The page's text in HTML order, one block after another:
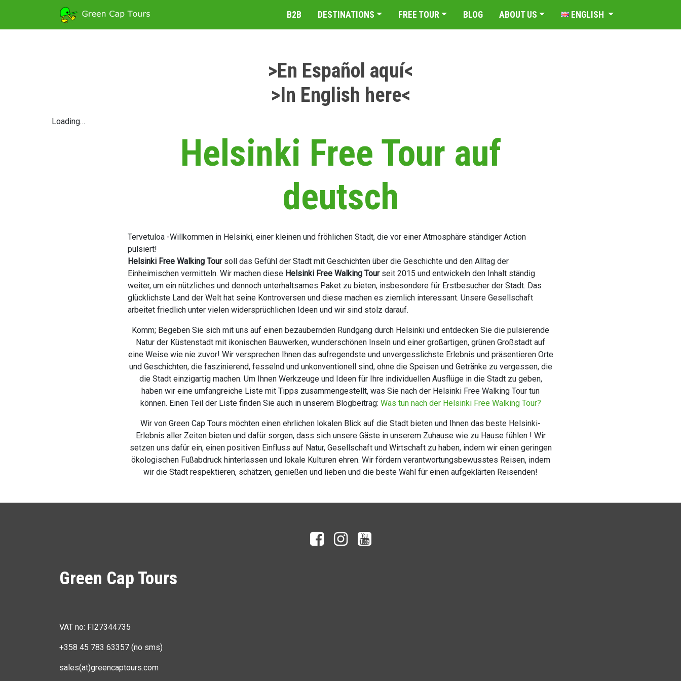
B2B DESTINATIONS FREE TOUR BLOG ABOUT US ENGLISH
>En Español aquí<
>In English here<
Loading…
Helsinki Free Tour auf
deutsch
Tervetuloa -Willkommen in Helsinki, einer kleinen und fröhlichen Stadt, die vor einer Atmosphäre ständiger Action
pulsiert!
Helsinki Free Walking Toursoll das Gefühl der Stadt mit Geschichten über die Geschichte und den Alltag der
Einheimischen vermitteln. Wir machen diese Helsinki Free Walking Tourseit 2015 und entwickeln den Inhalt ständig
weiter, um ein nützliches und dennoch unterhaltsames Paket zu bieten, insbesondere für Erstbesucher der Stadt. Das
glücklichste Land der Welt hat seine Kontroversen und diese machen es ziemlich interessant. Unsere Gesellschaft
arbeitet friedlich unter vielen widersprüchlichen Ideen und wir sind stolz darauf.
Komm; Begeben Sie sich mit uns auf einen bezaubernden Rundgang durch Helsinki und entdecken Sie die pulsierende
Natur der Küstenstadt mit ikonischen Bauwerken, wunderschönen Inseln und einer großartigen, grünen Großstadt auf
eine Weise wie nie zuvor! Wir versprechen Ihnen das aufregendste und unvergesslichste Erlebnis und präsentieren Orte
und Geschichten, die faszinierend, fesselnd und unkonventionell sind, ohne die Speisen und Getränke zu vergessen, die
die Stadt einzigartig machen. Um Ihnen Werkzeuge und Ideen für Ihre individuellen Ausflüge in die Stadt zu geben,
haben wir eine umfangreiche Liste mit Tipps zusammengestellt, was Sie nach der Helsinki Free Walking Tour tun
können. Einen Teil der Liste finden Sie auch in unserem Blogbeitrag: Was tun nach der Helsinki Free Walking Tour?
Wir von Green Cap Tours möchten einen ehrlichen lokalen Blick auf die Stadt bieten und Ihnen das beste Helsinki-
Erlebnis aller Zeiten bieten und dafür sorgen, dass sich unsere Gäste in unserem Zuhause wie zu Hause fühlen ! Wir
setzen uns dafür ein, einen positiven Einfluss auf Natur, Gesellschaft und Wirtschaft zu haben, indem wir einen geringen
ökologischen Fußabdruck hinterlassen und lokale Kulturen ehren. Wir fördern verantwortungsbewusstes Reisen, indem
wir die Stadt respektieren, schätzen, genießen und lieben und die beste Wahl für einen aufgeklärten Reisenden!
Green Cap Tours
VAT no: FI27344735
+358 45 783 63357 (no sms)
sales(at)greencaptours.com